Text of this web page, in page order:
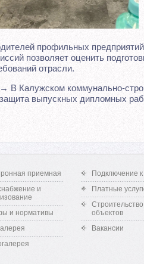
профильных
позволяет оценить
отрасли.
→ В Калужском коммунально-
выпускных дипломных
приемная
и
и нормативы
Подключение
Платные
Строительство
объектов
Вакансии